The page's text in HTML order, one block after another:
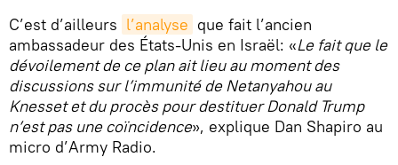
​C’est d’ailleurs l’analyse que fait l’ancien
ambassadeur des États-Unis en Israël: «Le fait que le
dévoilement de ce plan ait lieu au moment des
discussions sur l’immunité de Netanyahou au
Knesset et du procès pour destituer Donald Trump
n’est pas une coïncidence», explique Dan Shapiro au
micro d’Army Radio.